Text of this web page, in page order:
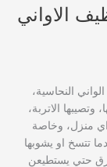
الاواني
النحاسية،
الاتربة،
اي منزل، وخاصة
تتسخ او يشوبها
حتي يستطيعن